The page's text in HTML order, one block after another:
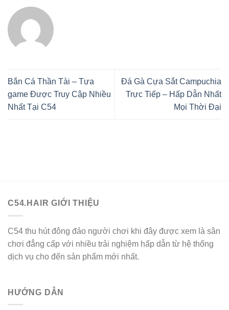
Bắn Cá Thần Tài – Tựa
game Được Truy Cập Nhiều
Nhất Tại C54
Đá Gà Cựa Sắt Campuchia
Trực Tiếp – Hấp Dẫn Nhất
Mọi Thời Đại
C54.HAIR GIỚI THIỆU
C54 thu hút đông đảo người chơi khi đây được xem là sân
chơi đẳng cấp với nhiều trải nghiệm hấp dẫn từ hệ thống
dịch vụ cho đến sản phẩm mới nhất.
HƯỚNG DẪN